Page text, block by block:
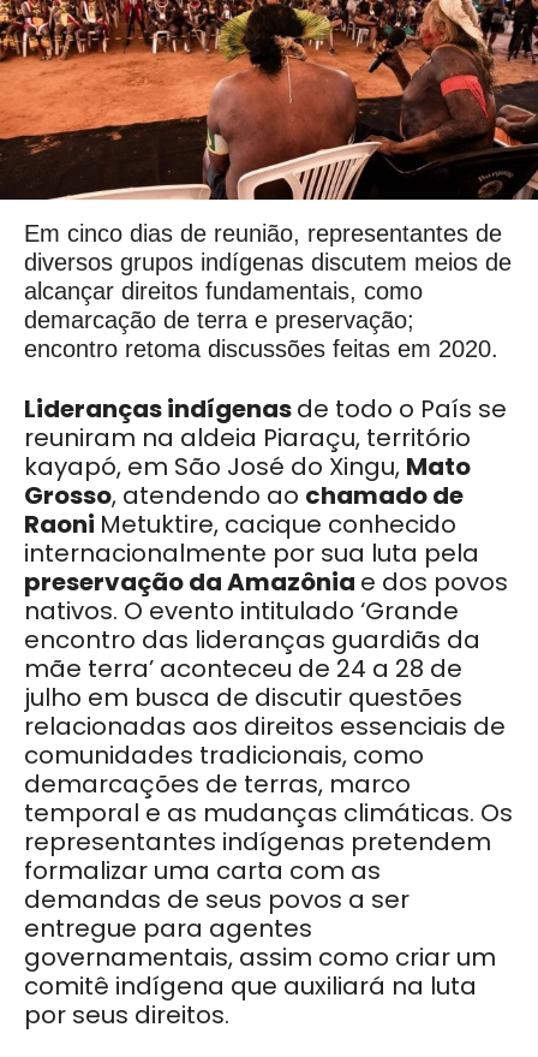
Em cinco dias de reunião, representantes de
diversos grupos indígenas discutem meios de
alcançar direitos fundamentais, como
demarcação de terra e preservação;
encontro retoma discussões feitas em 2020.
Lideranças indígenasde todo o País se
reuniram na aldeia Piaraçu, território
kayapó, em São José do Xingu, Mato
Grosso, atendendo ao chamado de
Raoni Metuktire, cacique conhecido
internacionalmente por sua luta pela
preservação da Amazônia e dos povos
nativos. O evento intitulado ‘Grande
encontro das lideranças guardiãs da
mãe terra’ aconteceu de 24 a 28 de
julho em busca de discutir questões
relacionadas aos direitos essenciais de
comunidades tradicionais, como
demarcações de terras, marco
temporal e as mudanças climáticas. Os
representantes indígenas pretendem
formalizar uma carta com as
demandas de seus povos a ser
entregue para agentes
governamentais, assim como criar um
comitê indígena que auxiliará na luta
por seus direitos.